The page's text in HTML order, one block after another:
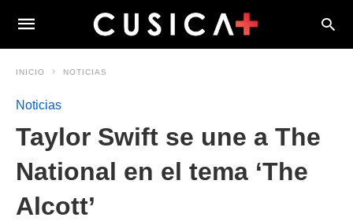
INICIO NOTICIAS
Noticias
Taylor Swift se une a The
National en el tema ‘The
Alcott’